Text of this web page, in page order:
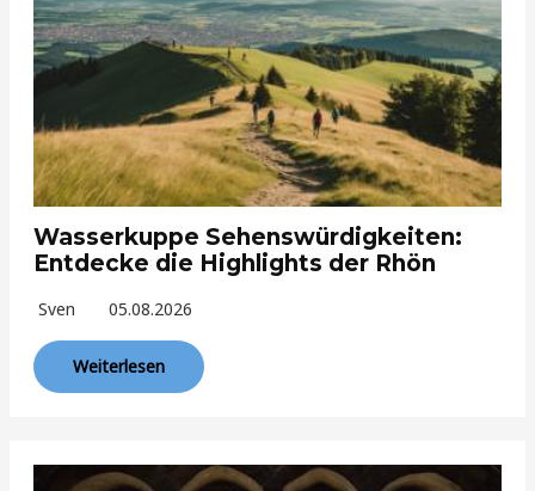
Wasserkuppe Sehenswürdigkeiten:
Entdecke die Highlights der Rhön
Sven 05.08.2026
Weiterlesen